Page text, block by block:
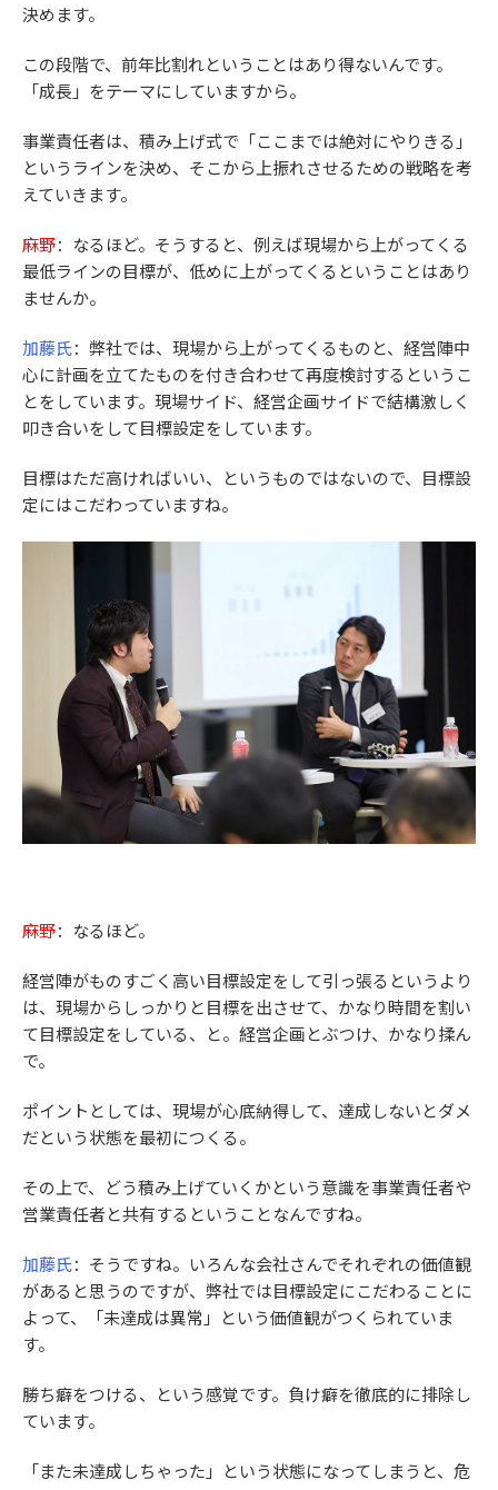
決めます。
この段階で、前年比割れということはあり得ないんです。
「成長」をテーマにしていますから。
事業責任者は、積み上げ式で「ここまでは絶対にやりきる」
というラインを決め、そこから上振れさせるための戦略を考
えていきます。
麻野：なるほど。そうすると、例えば現場から上がってくる
最低ラインの目標が、低めに上がってくるということはあり
ませんか。
加藤氏：弊社では、現場から上がってくるものと、経営陣中
心に計画を立てたものを付き合わせて再度検討するというこ
とをしています。現場サイド、経営企画サイドで結構激しく
叩き合いをして目標設定をしています。
目標はただ高ければいい、というものではないので、目標設
定にはこだわっていますね。
麻野：なるほど。
経営陣がものすごく高い目標設定をして引っ張るというより
は、現場からしっかりと目標を出させて、かなり時間を割い
て目標設定をしている、と。経営企画とぶつけ、かなり揉ん
で。
ポイントとしては、現場が心底納得して、達成しないとダメ
だという状態を最初につくる。
その上で、どう積み上げていくかという意識を事業責任者や
営業責任者と共有するということなんですね。
加藤氏：そうですね。いろんな会社さんでそれぞれの価値観
があると思うのですが、弊社では目標設定にこだわることに
よって、「未達成は異常」という価値観がつくられていま
す。
勝ち癖をつける、という感覚です。負け癖を徹底的に排除し
ています。
「また未達成しちゃった」という状態になってしまうと、危